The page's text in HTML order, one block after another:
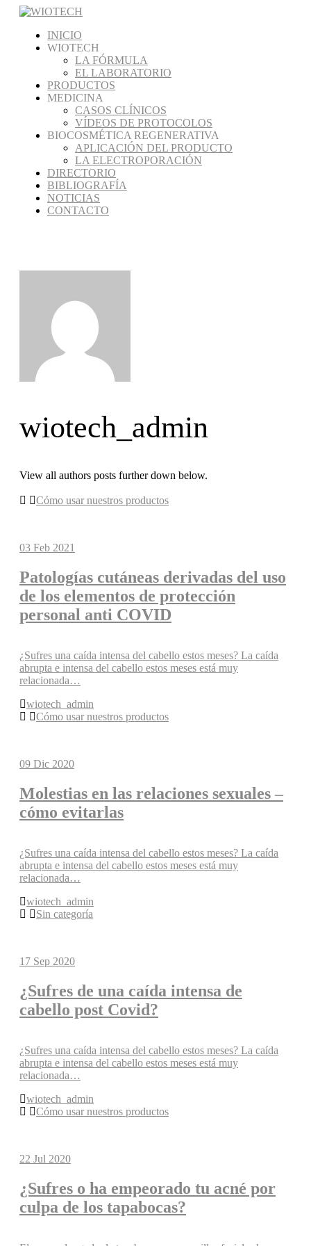
INICIO
WIOTECH
LA FÓRMULA
EL LABORATORIO
PRODUCTOS
MEDICINA
CASOS CLÍNICOS
VÍDEOS DE PROTOCOLOS
BIOCOSMÉTICA REGENERATIVA
APLICACIÓN DEL PRODUCTO
LA ELECTROPORACIÓN
DIRECTORIO
BIBLIOGRAFÍA
NOTICIAS
CONTACTO
wiotech_admin
View all authors posts further down below.
Cómo usar nuestros productos
03 Feb 2021
Patologías cutáneas derivadas del uso
de los elementos de protección
personal anti COVID
¿Sufres una caída intensa del cabello estos meses? La caída
abrupta e intensa del cabello estos meses está muy
relacionada…
wiotech_admin
Cómo usar nuestros productos
09 Dic 2020
Molestias en las relaciones sexuales –
cómo evitarlas
¿Sufres una caída intensa del cabello estos meses? La caída
abrupta e intensa del cabello estos meses está muy
relacionada…
wiotech_admin
Sin categoría
17 Sep 2020
¿Sufres de una caída intensa de
cabello post Covid?
¿Sufres una caída intensa del cabello estos meses? La caída
abrupta e intensa del cabello estos meses está muy
relacionada…
wiotech_admin
Cómo usar nuestros productos
22 Jul 2020
¿Sufres o ha empeorado tu acné por
culpa de los tapabocas?